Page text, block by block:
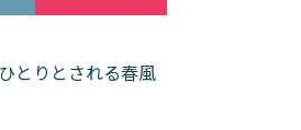
とりとされる春風